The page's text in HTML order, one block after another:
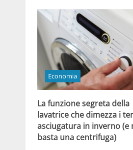
Economia
La funzione segreta della
lavatrice che dimezza i
asciugatura in inverno (e
basta una centrifuga)